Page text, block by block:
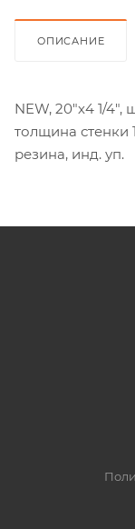
ОПИСАНИЕ
NEW, 20"х4 1/4",
толщина стенки
резина, инд. уп.